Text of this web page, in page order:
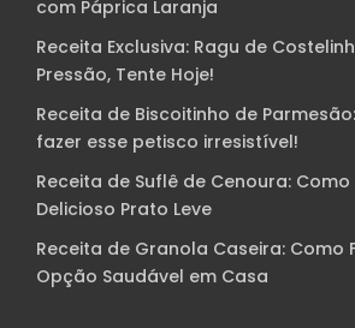
com Páprica Laranja
Receita Exclusiva: Ragu de
Pressão, Tente Hoje!
Receita de Biscoitinho de
fazer esse petisco irresistível!
Receita de Suflê de Cenoura:
Delicioso Prato Leve
Receita de Granola Caseira: Como
Opção Saudável em Casa